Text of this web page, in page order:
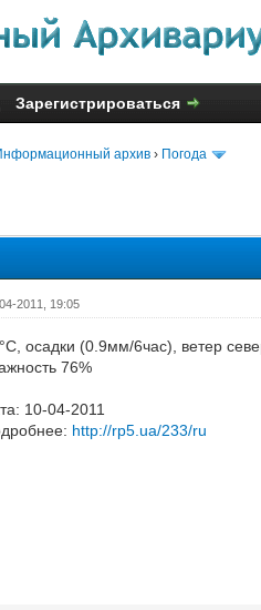
Зарегистрироваться
архив › Погода
2011, 19:05
осадки (0.9мм/6час), ветер
76%
10-04-2011
http://rp5.ua/233/ru